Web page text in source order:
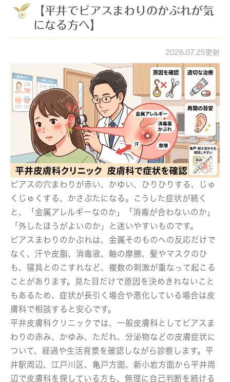
【平井でピアスまわりのかぶれが気
になる方へ】
2026.07.25更新
ピアスの穴まわりが赤い、かゆい、ひりひりする、じゅ
くじゅくする、かさぶたになる。こうした症状が続く
と、「金属アレルギーなのか」「消毒が合わないのか」
「外したほうがよいのか」と迷いやすいものです。
ピアスまわりのかぶれは、金属そのものへの反応だけで
なく、汗や皮脂、消毒液、軸の摩擦、髪やマスクのひ
も、寝具とのこすれなど、複数の刺激が重なって起こる
ことがあります。見た目だけで原因を決めきれないこと
もあるため、症状が長引く場合や悪化している場合は皮
膚科で相談すると安心です。
平井皮膚科クリニックでは、一般皮膚科としてピアスま
わりの赤み、かゆみ、ただれ、分泌物などの皮膚症状に
ついて、経過や生活背景を確認しながら診察します。平
井駅周辺、江戸川区、亀戸方面、新小岩方面から平井周
辺で皮膚科を探している方も、無理に自己判断を続ける